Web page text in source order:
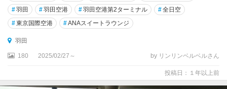
#羽田 #羽田空港 #羽田空港第2ターミナル #全日空
#東京国際空港 #ANAスイートラウンジ
羽田
180 2025/02/27～ by リンリンベルベルさん
投稿日：１年以上前